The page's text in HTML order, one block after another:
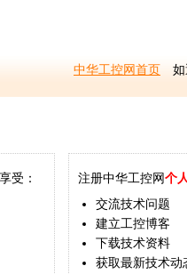
中华工控网首页 如
受：
注册中华工控网个
交流技术问题
建立工控博客
下载技术资料
获取最新技术动